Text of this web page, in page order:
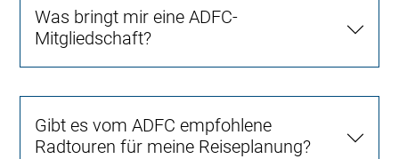
Was bringt mir eine ADFC-
Mitgliedschaft?
Gibt es vom ADFC empfohlene
Radtouren für meine Reiseplanung?